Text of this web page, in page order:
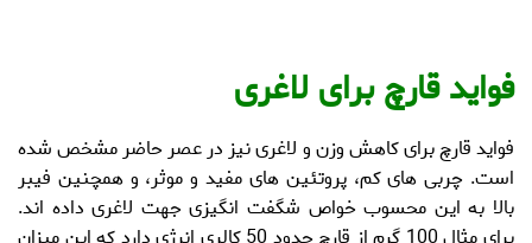
فواید قارچ برای لاغری
فواید قارچبرای کاهش وزن و لاغری نیز در عصر حاضر مشخص شده
است. چربی های کم، پروتئین های مفید و موثر، و همچنین فیبر
بالا به این محسوب خواص شگفت انگیزی جهت لاغری داده اند.